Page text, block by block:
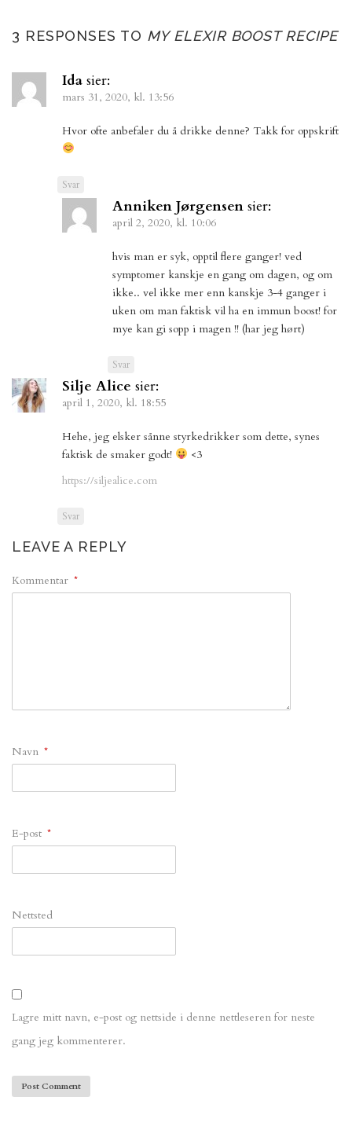
3 RESPONSES TO MY ELEXIR BOOST RECIPE
Ida sier:
mars 31, 2020, kl. 13:56
Hvor ofte anbefaler du å drikke denne? Takk for oppskrift
Svar
Anniken Jørgensen sier:
april 2, 2020, kl. 10:06
hvis man er syk, opptil flere ganger! ved
symptomer kanskje en gang om dagen, og om
ikke.. vel ikke mer enn kanskje 3-4 ganger i
uken om man faktisk vil ha en immun boost! for
mye kan gi sopp i magen !! (har jeg hørt)
Svar
Silje Alice sier:
april 1, 2020, kl. 18:55
Hehe, jeg elsker sånne styrkedrikker som dette, synes
faktisk de smaker godt!
<3
https://siljealice.com
Svar
LEAVE A REPLY
Kommentar *
Navn *
E-post *
Nettsted
Lagre mitt navn, e-post og nettside i denne nettleseren for neste
gang jeg kommenterer.